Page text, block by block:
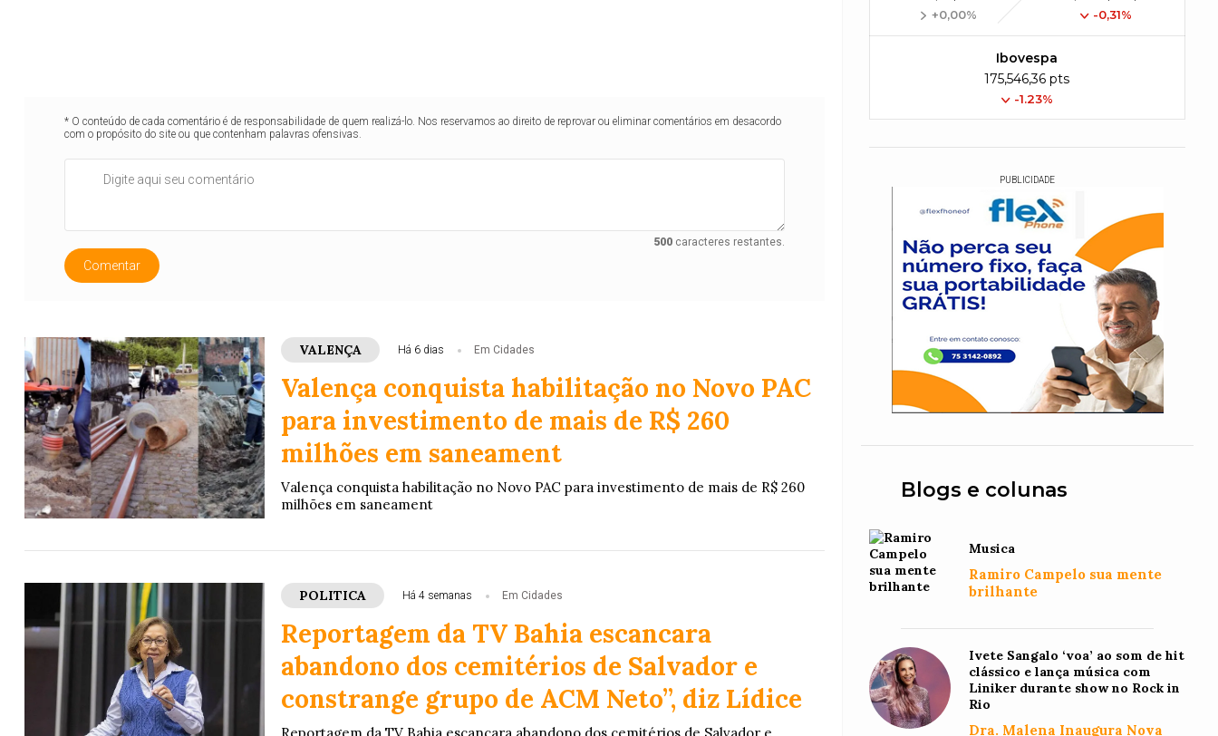
* O conteúdo de cada comentário é de responsabilidade de quem realizá-lo. Nos reservamos ao direito de reprovar ou eliminar comentários em desacordo
com o propósito do site ou que contenham palavras ofensivas.
500caracteres restantes.
Comentar
VALENÇA Há 6 dias Em Cidades
Valença conquista habilitação no Novo PAC
para investimento de mais de R$ 260
milhões em saneament
Valença conquista habilitação no Novo PAC para investimento de mais de R$ 260
milhões em saneament
POLITICA Há 4 semanas Em Cidades
Reportagem da TV Bahia escancara
abandono dos cemitérios de Salvador e
constrange grupo de ACM Neto”, diz Lídice
+0,00% -0,31%
Ibovespa
175,546,36 pts
-1.23%
PUBLICIDADE
Blogs e colunas
Musica
Ramiro Campelo sua mente
brilhante
Ivete Sangalo ‘voa’ ao som de hit
clássico e lança música com
Liniker durante show no Rock in
Rio
Dra. Malena Inaugura Nova